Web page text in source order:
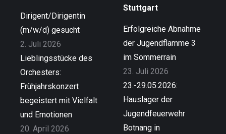
Dirigent/Dirigentin
(m/w/d) gesucht
2. Juli 2026
Lieblingsstücke des
Orchesters:
Frühjahrskonzert
begeistert mit Vielfalt
und Emotionen
20. April 2026
Stuttgart
Erfolgreiche Abnahme
der Jugendflamme 3
im Sommerrain
23. Juli 2026
23.-29.05.2026:
Hauslager der
Jugendfeuerwehr
Botnang in